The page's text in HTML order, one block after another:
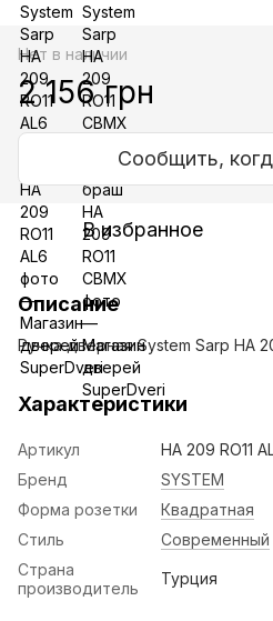
Нет в наличии
2 156 грн
Сообщить,
В избранное
Описание
Ручка дверная System Sarp НА
Характеристики
Артикул
НА 209 RO11
Бренд
SYSTEM
Форма розетки
Квадратная
Стиль
Современный
Страна
производитель
Турция